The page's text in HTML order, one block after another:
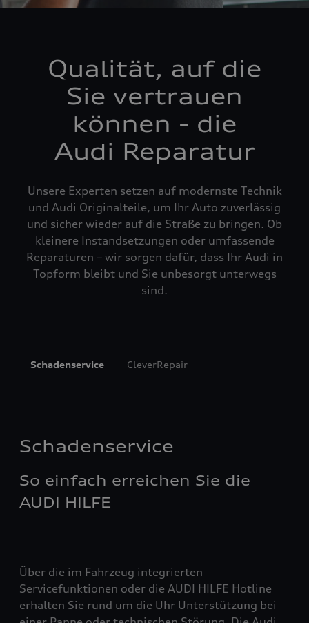
Qualität, auf die
Sie vertrauen
können - die
Audi Reparatur
Unsere Experten setzen auf modernste Technik
und Audi Originalteile, um Ihr Auto zuverlässig
und sicher wieder auf die Straße zu bringen. Ob
kleinere Instandsetzungen oder umfassende
Reparaturen – wir sorgen dafür, dass Ihr Audi in
Topform bleibt und Sie unbesorgt unterwegs
sind.
Schadenservice CleverRepair
Schadenservice
So einfach erreichen Sie die
AUDI HILFE
Über die im Fahrzeug integrierten
Servicefunktionen oder die AUDI HILFE Hotline
erhalten Sie rund um die Uhr Unterstützung bei